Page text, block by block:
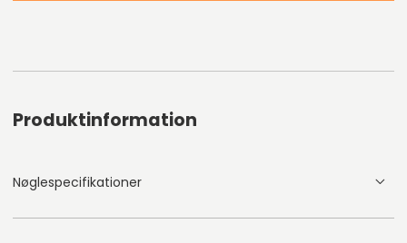
Produktinformation
Nøglespecifikationer